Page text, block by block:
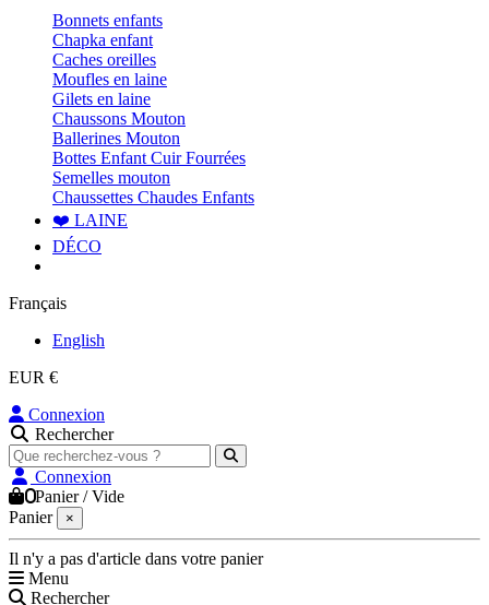
Bonnets enfants
Chapka enfant
Caches oreilles
Moufles en laine
Gilets en laine
Chaussons Mouton
Ballerines Mouton
Bottes Enfant Cuir Fourrées
Semelles mouton
Chaussettes Chaudes Enfants
❤️ LAINE
DÉCO
Français
English
EUR €
Connexion
Rechercher
Connexion
0Panier /Vide
Panier
×
Il n'y a pas d'article dans votre panier
Menu
Rechercher